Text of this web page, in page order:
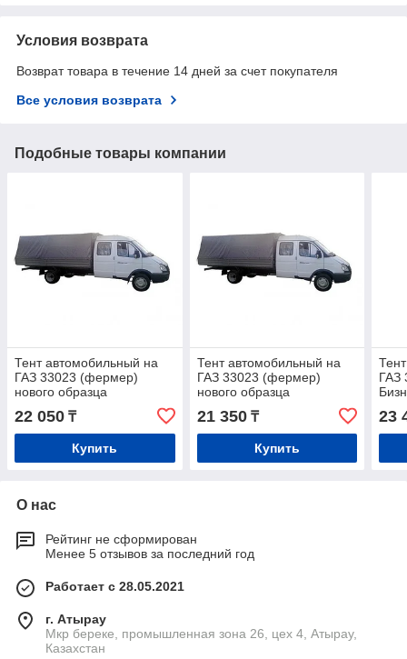
Условия возврата
Возврат товара в течение 14 дней за счет покупателя
Все условия возврата
Подобные товары компании
Тент автомобильный на
ГАЗ 33023 (фермер)
нового образца
односторонняя ткань
22 050 ₸
Купить
Тент автомобильный на
ГАЗ 33023 (фермер)
нового образца
односторонняя усиленная
21 350₸
Купить
ГАЗ
23
О нас
Рейтинг не сформирован
Менее 5 отзывов за последний год
Работает с 28.05.2021
г. Атырау
Мкр береке, промышленная зона 26, цех 4, Атырау,
Казахстан